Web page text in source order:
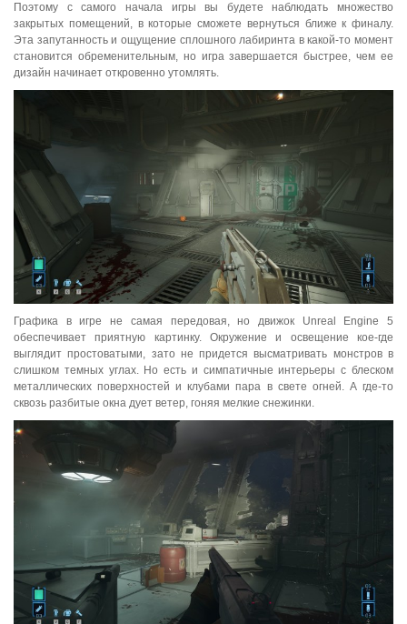
Поэтому с самого начала игры вы будете наблюдать множество
закрытых помещений, в которые сможете вернуться ближе к финалу.
Эта запутанность и ощущение сплошного лабиринта в какой-то момент
становится обременительным, но игра завершается быстрее, чем ее
дизайн начинает откровенно утомлять.
Графика в игре не самая передовая, но движок Unreal Engine 5
обеспечивает приятную картинку. Окружение и освещение кое-где
выглядит простоватыми, зато не придется высматривать монстров в
слишком темных углах. Но есть и симпатичные интерьеры с блеском
металлических поверхностей и клубами пара в свете огней. А где-то
сквозь разбитые окна дует ветер, гоняя мелкие снежинки.